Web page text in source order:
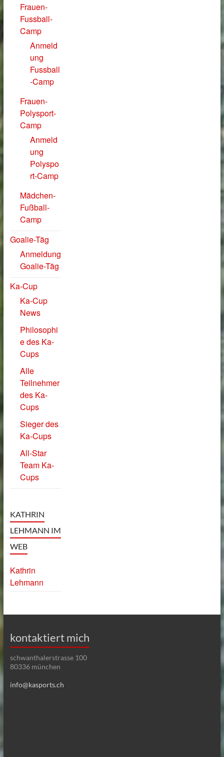
Frauen-
Fussball-
Camp
Anmeld
ung
Fussball
-Camp
Frauen-
Polysport-
Camp
Anmeld
ung
Polyspo
rt-Camp
Mädchen-
Fußball-
Camp
Goalie-Täg
Anmeldung
Goalie-Täg
Ka-Cup
Ka-Cup
News
Philosophi
e des Ka-
Cups
Alle
Teilnehmer
des Ka-
Cups
Sieger des
Ka-Cups
All-Star
Team Ka-
Cups
KATHRIN
LEHMANN IM
WEB
Kathrin
Lehmann
kontaktiert mich
schwanthalerstrasse 100
80336 münchen
info@kasports.ch